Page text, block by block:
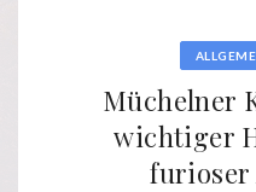
Müchelner
wichtiger
furioser